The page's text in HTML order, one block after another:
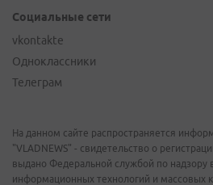
Социальные сети
vkontakte
Одноклассники
Телеграм
На данном сайте распространяется
"VLADNEWS" - свидетельство о
выдано Федеральной службой по надзору
информационных технологий и массовых